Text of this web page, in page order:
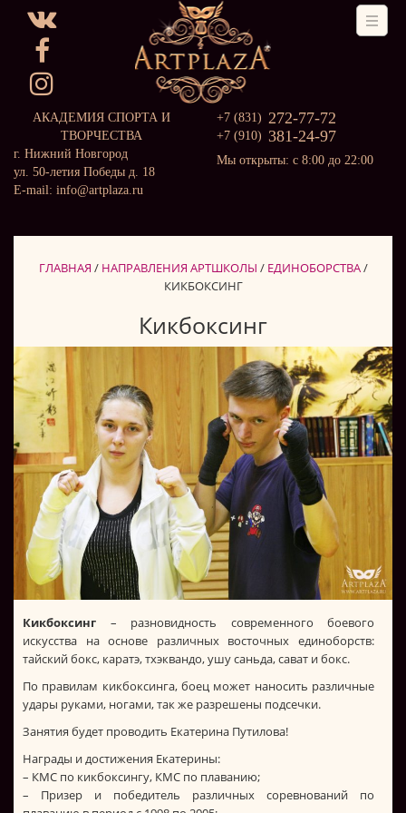
АКАДЕМИЯ СПОРТА И
ТВОРЧЕСТВА
г. Нижний Новгород
ул. 50-летия Победы д. 18
E-mail: info@artplaza.ru
+7 (831) 272-77-72
+7 (910) 381-24-97
Мы открыты: с 8:00 до 22:00
ГЛАВНАЯ / НАПРАВЛЕНИЯ АРТШКОЛЫ / ЕДИНОБОРСТВА/
КИКБОКСИНГ
Кикбоксинг
Кикбоксинг – разновидность современного боевого
искусства на основе различных восточных единоборств:
тайский бокс, каратэ, тхэквандо, ушу саньда, сават и бокс.
По правилам кикбоксинга, боец может наносить различные
удары руками, ногами, так же разрешены подсечки.
Занятия будет проводить Екатерина Путилова!
Награды и достижения Екатерины:
– КМС по кикбоксингу, КМС по плаванию;
– Призер и победитель различных соревнований по